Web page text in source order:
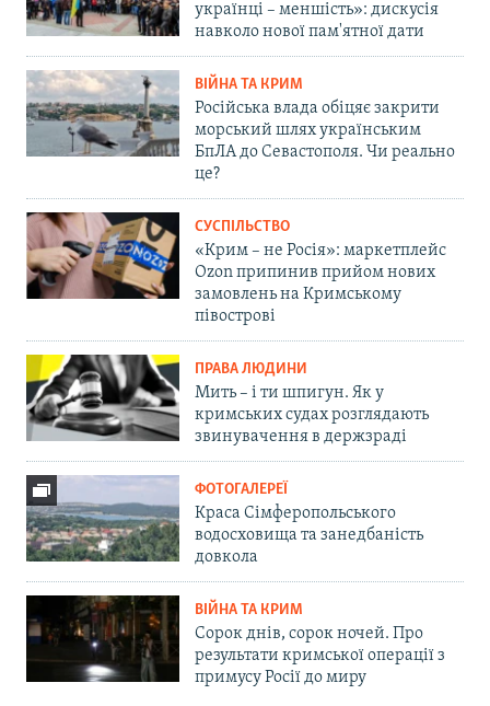
українці – меншість»: дискусія
навколо нової пам'ятної дати
ВІЙНА ТА КРИМ
Російська влада обіцяє закрити
морський шлях українським
БпЛА до Севастополя. Чи реально
це?
СУСПІЛЬСТВО
«Крим – не Росія»: маркетплейс
Ozon припинив прийом нових
замовлень на Кримському
півострові
ПРАВА ЛЮДИНИ
Мить – і ти шпигун. Як у
кримських судах розглядають
звинувачення в держзраді
ФОТОГАЛЕРЕЇ
Краса Сімферопольського
водосховища та занедбаність
довкола
ВІЙНА ТА КРИМ
Сорок днів, сорок ночей. Про
результати кримської операції з
примусу Росії до миру